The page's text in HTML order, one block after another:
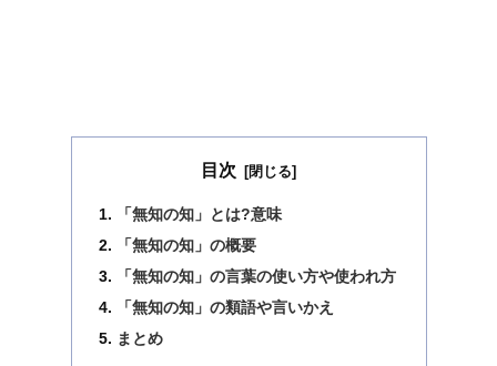
目次
「無知の知」とは?意味
「無知の知」の概要
「無知の知」の言葉の使い方や使われ方
「無知の知」の類語や言いかえ
まとめ